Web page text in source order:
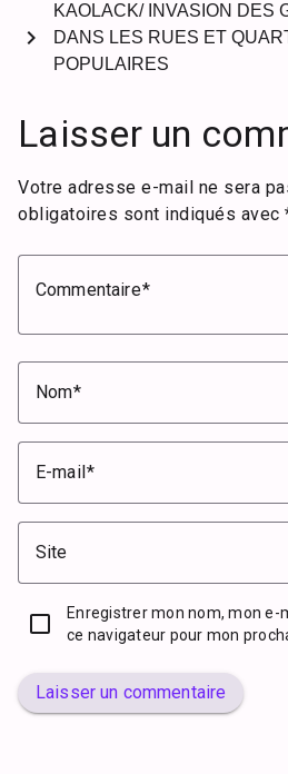
KAOLACK/ INVASION DES
DANS LES RUES ET
POPULAIRES
chevron_right
Laisser un
Votre adresse e-mail ne sera
obligatoires sont indiqués avec
Commentaire
Nom
E-mail
Site
Enregistrer mon nom, mon e-
ce navigateur pour mon
Laisser un commentaire